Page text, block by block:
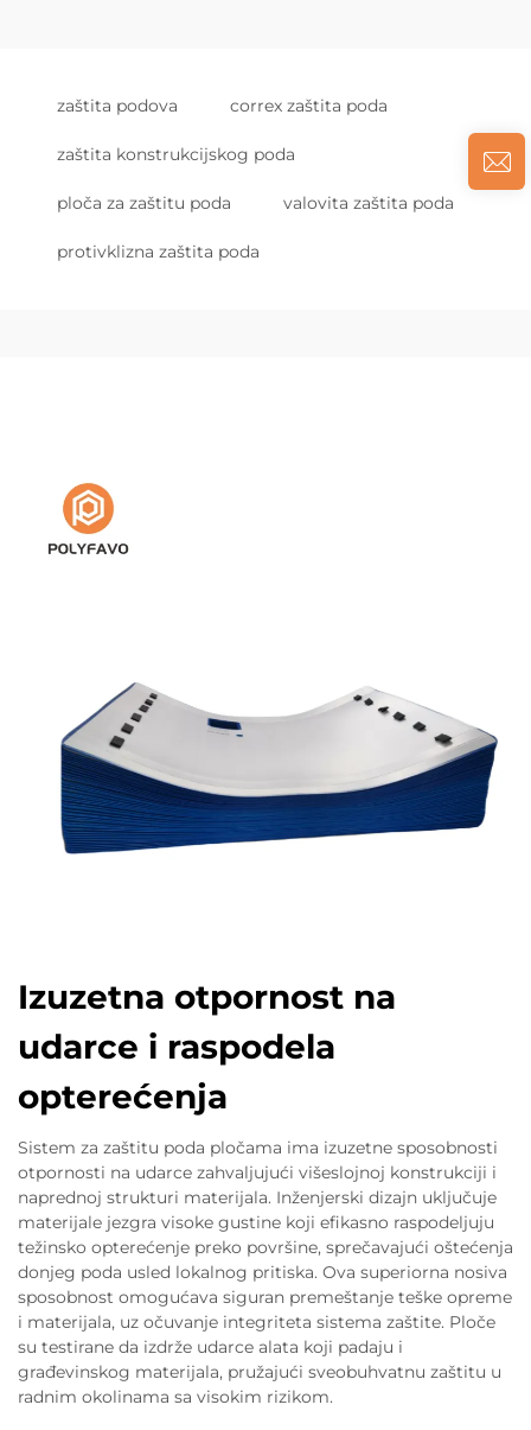
zaštita podova correx zaštita poda
zaštita konstrukcijskog poda
ploča za zaštitu poda valovita zaštita poda
protivklizna zaštita poda
Izuzetna otpornost na
udarce i raspodela
opterećenja
Sistem za zaštitu poda pločama ima izuzetne sposobnosti
otpornosti na udarce zahvaljujući višeslojnoj konstrukciji i
naprednoj strukturi materijala. Inženjerski dizajn uključuje
materijale jezgra visoke gustine koji efikasno raspodeljuju
težinsko opterećenje preko površine, sprečavajući oštećenja
donjeg poda usled lokalnog pritiska. Ova superiorna nosiva
sposobnost omogućava siguran premeštanje teške opreme
i materijala, uz očuvanje integriteta sistema zaštite. Ploče
su testirane da izdrže udarce alata koji padaju i
građevinskog materijala, pružajući sveobuhvatnu zaštitu u
radnim okolinama sa visokim rizikom.